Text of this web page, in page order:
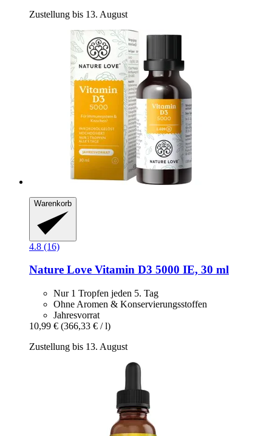
Zustellung bis 13. August
Warenkorb
4.8 (16)
Nature Love Vitamin D3 5000 IE, 30 ml
Nur 1 Tropfen jeden 5. Tag
Ohne Aromen & Konservierungsstoffen
Jahresvorrat
10,99 € (366,33 € / l)
Zustellung bis 13. August